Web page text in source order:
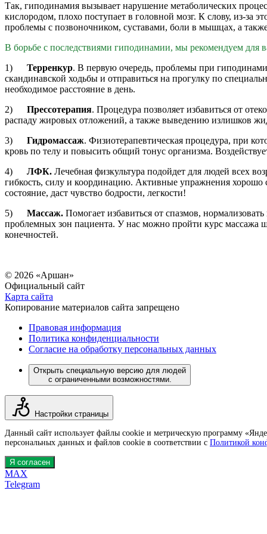
Так, гиподинамия вызывает нарушение метаболических
кислородом, плохо поступает в головной мозг. К слову, из-за
проблемы с позвоночником, суставами, боли в мышцах, а
В борьбе с последствиями гиподинамии, мы рекомендуем для
1) Терренкур. В первую очередь, проблемы при
скандинавской ходьбы и отправиться на прогулку по
необходимое расстояние в день.
2) Прессотерапия. Процедура позволяет избавиться от
распаду жировых отложений, а также выведению излишков
3) Гидромассаж. Физиотерапевтическая процедура, при
кровь по телу и повысить общий тонус организма.
4) ЛФК. Лечебная физкультура подойдет для людей всех
гибкость, силу и координацию. Активные упражнения
состояние, даст чувство бодрости, легкости!
5) Массаж. Помогает избавиться от спазмов,
проблемных зон пациента. У нас можно пройти курс массажа
конечностей.
© 2026 «Аршан»
Официальный сайт
Карта сайта
Копирование материалов сайта запрещено
Правовая информация
Политика конфиденциальности
Согласие на обработку персональных данных
Открыть специальную версию для людей
с ограниченными возможностями.
Настройки страницы
Данный сайт использует файлы cookie и метрическую программу
персональных данных и файлов cookie в соответствии с Политикой
Я согласен
MAX
Telegram